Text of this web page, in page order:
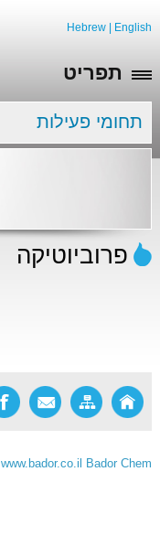
Hebrew English
תפריט
תחומי פעילות
פרוביוטיקה
Bador Chem
www.bador.co.il